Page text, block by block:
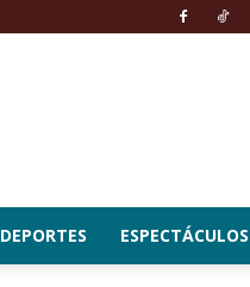
DEPORTES ESPECTÁCULOS